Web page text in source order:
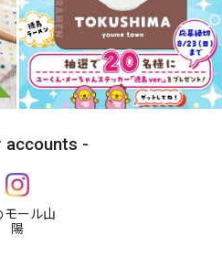
accounts
モール山
陽